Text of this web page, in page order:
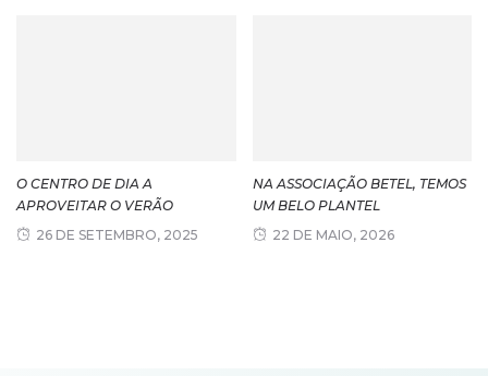
O CENTRO DE DIA A
APROVEITAR O VERÃO
26 DE SETEMBRO, 2025
NA ASSOCIAÇÃO BETEL, TEMOS
UM BELO PLANTEL
22 DE MAIO, 2026